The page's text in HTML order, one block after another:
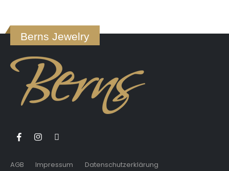
Berns Jewelry
AGB Impressum Datenschutzerklärung